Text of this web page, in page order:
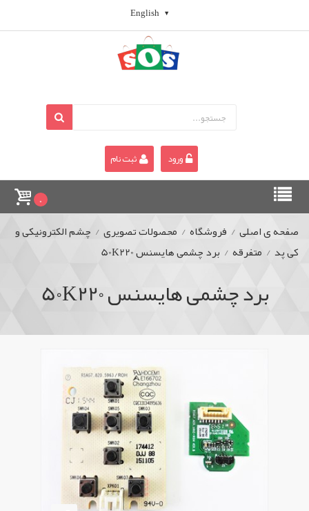
English
ورود ثبت نام
0
صفحه ی اصلی / فروشگاه / محصولات تصویری / چشم الکترونیکی و
کی پد / متفرقه / برد چشمی هایسنس 50K220
برد چشمی هایسنس 50K220